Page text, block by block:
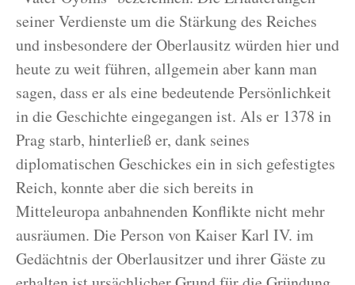
seiner Verdienste um die Stärkung des Reiches
und insbesondere der Oberlausitz würden hier und
heute zu weit führen, allgemein aber kann man
sagen, dass er als eine bedeutende Persönlichkeit
in die Geschichte eingegangen ist. Als er 1378 in
Prag starb, hinterließ er, dank seines
diplomatischen Geschickes ein in sich gefestigtes
Reich, konnte aber die sich bereits in
Mitteleuropa anbahnenden Konflikte nicht mehr
ausräumen. Die Person von Kaiser Karl IV. im
Gedächtnis der Oberlausitzer und ihrer Gäste zu